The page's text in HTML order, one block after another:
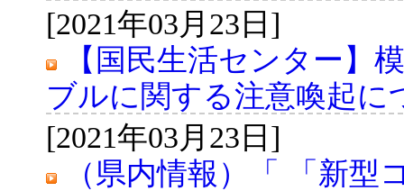
[2021年03月23日]
【国民生活センター】
ブルに関する注意喚起に
[2021年03月23日]
（県内情報）「 「新型